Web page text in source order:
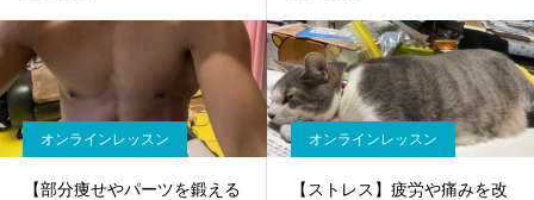
オンラインレッスン
【部分痩せやパーツを鍛える
オンラインレッスン
【ストレス】疲労や痛みを改